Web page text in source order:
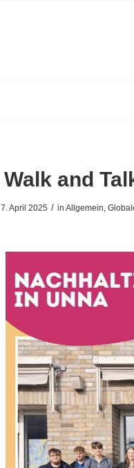
Walk and
7. April 2025 / in Allgemein,